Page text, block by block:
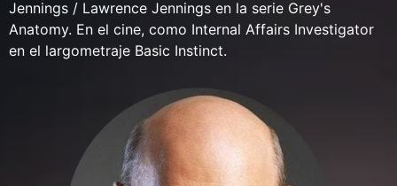
Jennings / Lawrence Jennings en la serie Grey's
Anatomy. En el cine, como Internal Affairs Investigator
en el largometraje Basic Instinct.